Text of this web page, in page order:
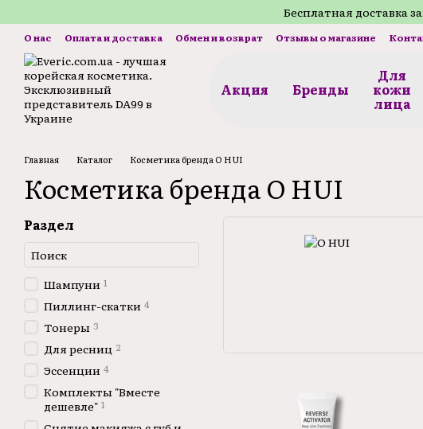
Бесплатная доставка
О нас Оплата и доставка Обмен и возврат Отзывы о магазине
Акция Бренды
Для
кожи
лица
Главная Каталог Косметика бренда O HUI
Косметика бренда O HUI
Раздел
Шампуни 1
Пиллинг-скатки 4
Тонеры 3
Для ресниц 2
Эссенции 4
Комплекты "Вместе
дешевле" 1